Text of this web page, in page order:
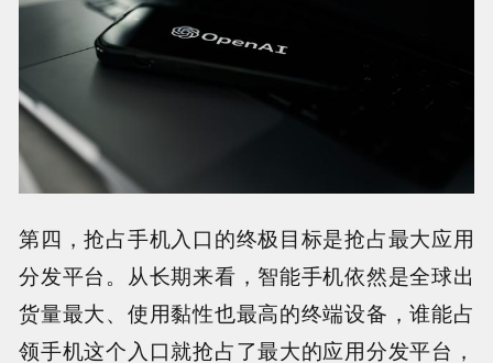
第四，抢占手机入口的终极目标是抢占最大应用
分发平台。从长期来看，智能手机依然是全球出
货量最大、使用黏性也最高的终端设备，谁能占
领手机这个入口就抢占了最大的应用分发平台，